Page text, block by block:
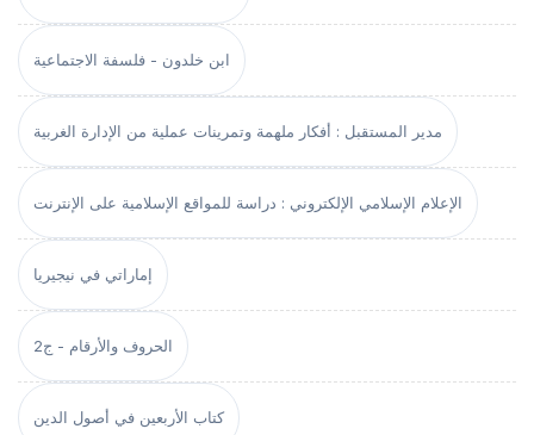
ابن خلدون - فلسفة الاجتماعية
مدير المستقبل : أفكار ملهمة وتمرينات عملية من الإدارة الغربية
الإعلام الإسلامي الإلكتروني : دراسة للمواقع الإسلامية على الإنترنت
إماراتي في نيجيريا
الحروف والأرقام - ج2
كتاب الأربعين في أصول الدين